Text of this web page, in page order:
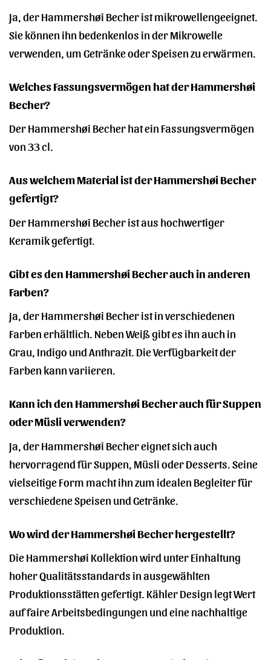
Ja, der Hammershøi Becher ist mikrowellengeeignet.
Sie können ihn bedenkenlos in der Mikrowelle
verwenden, um Getränke oder Speisen zu erwärmen.
Welches Fassungsvermögen hat der Hammershøi
Becher?
Der Hammershøi Becher hat ein Fassungsvermögen
von 33 cl.
Aus welchem Material ist der Hammershøi Becher
gefertigt?
Der Hammershøi Becher ist aus hochwertiger
Keramik gefertigt.
Gibt es den Hammershøi Becher auch in anderen
Farben?
Ja, der Hammershøi Becher ist in verschiedenen
Farben erhältlich. Neben Weiß gibt es ihn auch in
Grau, Indigo und Anthrazit. Die Verfügbarkeit der
Farben kann variieren.
Kann ich den Hammershøi Becher auch für Suppen
oder Müsli verwenden?
Ja, der Hammershøi Becher eignet sich auch
hervorragend für Suppen, Müsli oder Desserts. Seine
vielseitige Form macht ihn zum idealen Begleiter für
verschiedene Speisen und Getränke.
Wo wird der Hammershøi Becher hergestellt?
Die Hammershøi Kollektion wird unter Einhaltung
hoher Qualitätsstandards in ausgewählten
Produktionsstätten gefertigt. Kähler Design legt Wert
auf faire Arbeitsbedingungen und eine nachhaltige
Produktion.